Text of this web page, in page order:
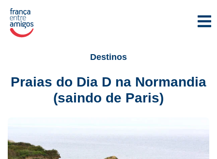
Destinos
Praias do Dia D na Normandia
(saindo de Paris)